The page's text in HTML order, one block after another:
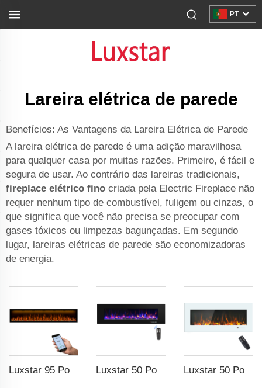
PT
Lareira elétrica de parede
Benefícios: As Vantagens da Lareira Elétrica de Parede
A lareira elétrica de parede é uma adição maravilhosa
para qualquer casa por muitas razões. Primeiro, é fácil e
segura de usar. Ao contrário das lareiras tradicionais,
fireplace elétrico fino criada pela Electric Fireplace não
requer nenhum tipo de combustível, fuligem ou cinzas, o
que significa que você não precisa se preocupar com
gases tóxicos ou limpezas bagunçadas. Em segundo
lugar, lareiras elétricas de parede são economizadoras
de energia.
Luxstar 95 Polegadas Inteligente Artificial Lareira Proteção Contra Superaquecimento Elétrica Aquecedores de Lareira com Calor Luxstar 50 Polegadas Alta Qualidade Lareira Elétrica Aquecimento Parede Montada Aquecedores Não para Nicho Log Decoração de Cristal Decorativo de Lareira Luxstar 50 Polegadas Branco Aquecedor de Lareira Elétrica Parede Montada Não para Nicho Controle Remoto Tela Sensível ao Toque Aquecedor de Casa